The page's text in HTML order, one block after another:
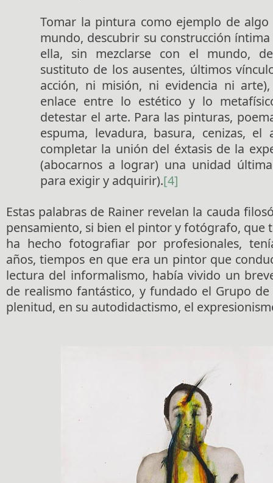
Tomar la pintura como ejemplo de
mundo, descubrir su construcción
ella, sin mezclarse con el mundo,
sustituto de los ausentes, últimos
acción, ni misión, ni evidencia ni
enlace entre lo estético y lo
detestar el arte. Para las pinturas,
espuma, levadura, basura, cenizas,
completar la unión del éxtasis de la
(abocarnos a lograr) una unidad
para exigir y adquirir).[4]
Estas palabras de Rainer revelan la cauda
pensamiento, si bien el pintor y fotógrafo, que
ha hecho fotografiar por profesionales,
años, tiempos en que era un pintor que
lectura del informalismo, había vivido un
de realismo fantástico, y fundado el Grupo de
plenitud, en su autodidactismo, el